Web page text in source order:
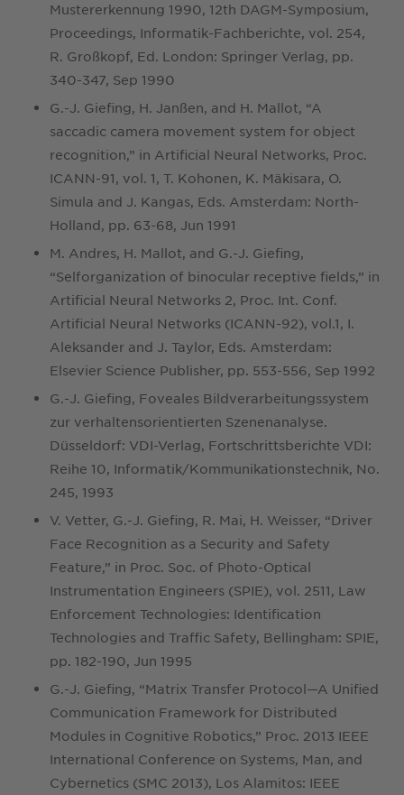
Mustererkennung 1990, 12th DAGM-Symposium,
Proceedings, Informatik-Fachberichte, vol. 254,
R. Großkopf, Ed. London: Springer Verlag, pp.
340-347, Sep 1990
G.-J. Giefing, H. Janßen, and H. Mallot, “A
saccadic camera movement system for object
recognition,” in Artificial Neural Networks, Proc.
ICANN-91, vol. 1, T. Kohonen, K. Mäkisara, O.
Simula and J. Kangas, Eds. Amsterdam: North-
Holland, pp. 63-68, Jun 1991
M. Andres, H. Mallot, and G.-J. Giefing,
“Selforganization of binocular receptive fields,” in
Artificial Neural Networks 2, Proc. Int. Conf.
Artificial Neural Networks (ICANN-92), vol.1, I.
Aleksander and J. Taylor, Eds. Amsterdam:
Elsevier Science Publisher, pp. 553-556, Sep 1992
G.-J. Giefing, Foveales Bildverarbeitungssystem
zur verhaltensorientierten Szenenanalyse.
Düsseldorf: VDI-Verlag, Fortschrittsberichte VDI:
Reihe 10, Informatik/Kommunikationstechnik, No.
245, 1993
V. Vetter, G.-J. Giefing, R. Mai, H. Weisser, “Driver
Face Recognition as a Security and Safety
Feature,” in Proc. Soc. of Photo-Optical
Instrumentation Engineers (SPIE), vol. 2511, Law
Enforcement Technologies: Identification
Technologies and Traffic Safety, Bellingham: SPIE,
pp. 182-190, Jun 1995
G.-J. Giefing, “Matrix Transfer Protocol—A Unified
Communication Framework for Distributed
Modules in Cognitive Robotics,” Proc. 2013 IEEE
International Conference on Systems, Man, and
Cybernetics (SMC 2013), Los Alamitos: IEEE